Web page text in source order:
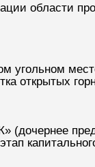
области
угольном
открытых